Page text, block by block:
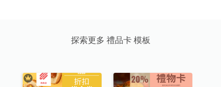
探索更多 禮品卡 模板